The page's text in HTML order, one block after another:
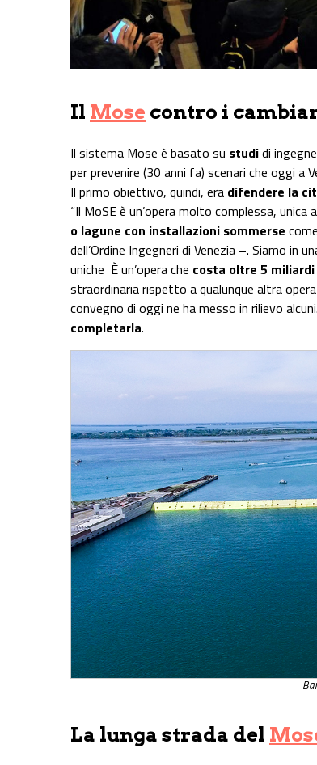
Il Mose contro i
Il sistema Mose è basato su studidi
per prevenire (30 anni fa) scenari che oggi a
Il primo obiettivo, quindi, era difendere la
“Il MoSE è un’opera molto complessa, unica
o lagune con installazioni sommerse
dell’Ordine Ingegneri di Venezia –. Siamo in
uniche È un’opera che costa oltre 5
straordinaria rispetto a qualunque altra
convegno di oggi ne ha messo in rilievo
completarla.
La lunga strada del